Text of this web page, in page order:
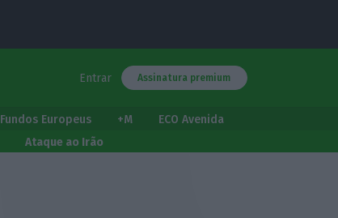
Entrar Assinatura premium
Fundos Europeus +M
ECO Avenida
Ataque ao Irão